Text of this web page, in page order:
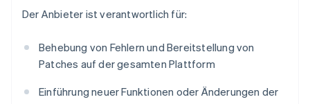
Der Anbieter ist verantwortlich für:
Behebung von Fehlern und Bereitstellung von
Patches auf der gesamten Plattform
Einführung neuer Funktionen oder Änderungen der